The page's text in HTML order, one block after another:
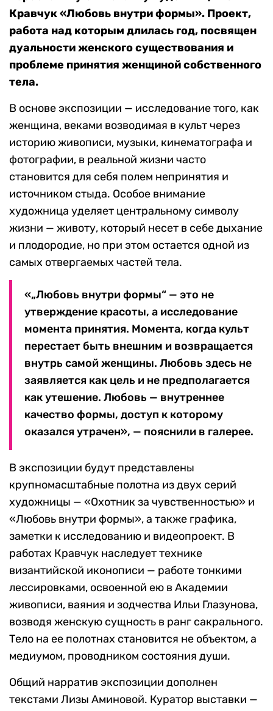
Кравчук «Любовь внутри формы». Проект,
работа над которым длилась год, посвящен
дуальности женского существования и
проблеме принятия женщиной собственного
тела.
В основе экспозиции — исследование того, как
женщина, веками возводимая в культ через
историю живописи, музыки, кинематографа и
фотографии, в реальной жизни часто
становится для себя полем непринятия и
источником стыда. Особое внимание
художница уделяет центральному символу
жизни — животу, который несет в себе дыхание
и плодородие, но при этом остается одной из
самых отвергаемых частей тела.
«„Любовь внутри формы“ — это не
утверждение красоты, а исследование
момента принятия. Момента, когда культ
перестает быть внешним и возвращается
внутрь самой женщины. Любовь здесь не
заявляется как цель и не предполагается
как утешение. Любовь — внутреннее
качество формы, доступ к которому
оказался утрачен», — пояснили в галерее.
В экспозиции будут представлены
крупномасштабные полотна из двух серий
художницы — «Охотник за чувственностью» и
«Любовь внутри формы», а также графика,
заметки к исследованию и видеопроект. В
работах Кравчук наследует технике
византийской иконописи — работе тонкими
лессировками, освоенной ею в Академии
живописи, ваяния и зодчества Ильи Глазунова,
возводя женскую сущность в ранг сакрального.
Тело на ее полотнах становится не объектом, а
медиумом, проводником состояния души.
Общий нарратив экспозиции дополнен
текстами Лизы Аминовой. Куратор выставки —